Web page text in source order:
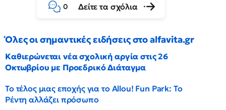
0 Δείτε τα σχόλια
Όλες οι σημαντικές ειδήσεις στο alfavita.gr
Καθιερώνεται νέα σχολική αργία στις 26
Οκτωβρίου με Προεδρικό Διάταγμα
Το τέλος μιας εποχής για το Allou! Fun Park: Το
Ρέντη αλλάζει πρόσωπο